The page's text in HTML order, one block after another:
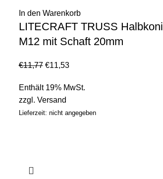
In den Warenkorb
LITECRAFT TRUSS Halbkoni
M12 mit Schaft 20mm
€11,77 €11,53
Enthält 19% MwSt.
zzgl. Versand
Lieferzeit: nicht angegeben